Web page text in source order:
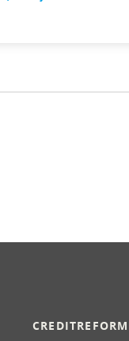
CREDITREFORM